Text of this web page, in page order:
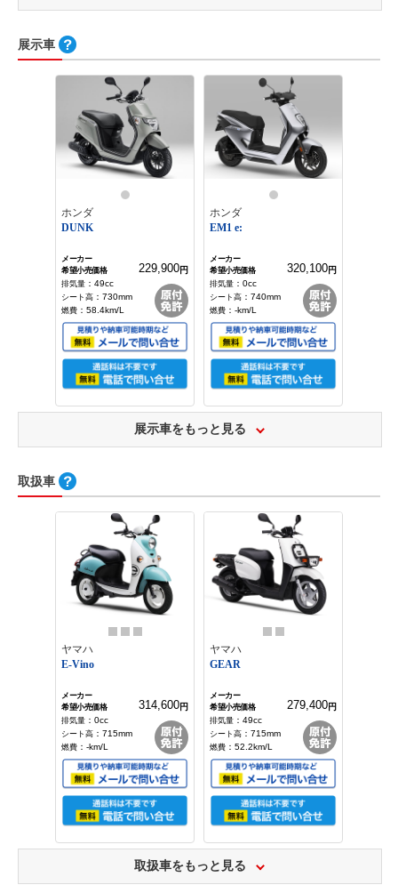
展示車
ホンダ
DUNK
229,900円
： 49cc
： 730mm
： 58.4km/L
ホンダ
EM1 e:
320,100円
： 0cc
： 740mm
： -km/L
ホンダ
GIORNO
209,000
720 mm
：58.4
ホンダ
GIORNO・くまモン バー
ジョン
217,800
720mm
：58.4
展示車をもっと見る
取扱車
ヤマハ
E-Vino
314,600円
： 0cc
： 715mm
： -km/L
ヤマハ
GEAR
279,400円
： 49cc
： 715mm
： 52.2km/L
取扱車をもっと見る